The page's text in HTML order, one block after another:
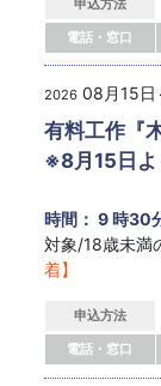
申込方法
電話・窓口
2026 08月15日
有料工作『
※8月15日
時間： 9 時30
対象/18歳未
着】
申込方法
電話・窓口